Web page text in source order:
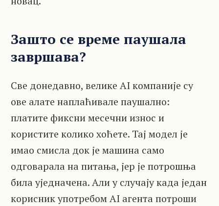
Зашто се време паушала
завршава?
Све донедавно, велике AI компаније су
ове алате наплаћивале паушално:
платите фиксни месечни износ и
користите колико хоћете. Тај модел је
имао смисла док је машина само
одговарала на питања, јер је потрошња
била уједначена. Али у случају када један
корисник употребом AI агента потроши